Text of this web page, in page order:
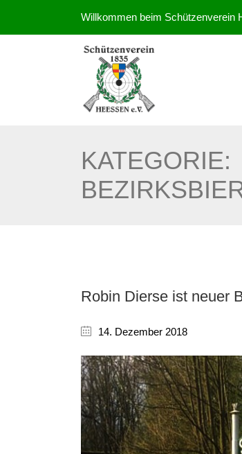
Willkommen beim Schützenverein
KATEGORIE:
Robin Dierse ist neuer
14. Dezember 2018